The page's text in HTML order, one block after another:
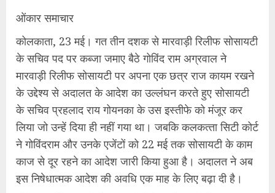
ओंकार समाचार
कोलकाता, 23 मई। गत तीन दशक से मारवाड़ी रिलीफ सोसायटी
के सचिव पद पर कब्‍जा जमाए बैठे गोविंद राम अग्रवाल ने
मारवाड़ी रिलीफ सोसायटी पर अपना एक छत्र राज कायम रखने
के उद्देश्‍य से अदालत के आदेश का उल्‍लंघन करते हुए सोसायटी
के सचिव प्रहलाद राय गोयनका के उस इस्‍तीफे को मंजूर कर
लिया जो उन्हें दिया ही नहीं गया था। जबकि कलकत्‍ता सिटी कोर्ट
ने गोविंदराम और उनके एजेंटों को 22 मई तक सोसायटी के काम
काज से दूर रहने का आदेश जारी किया हुआ है। अदालत ने अब
इस निषेधात्‍मक आदेश की अवधि एक माह के लिए बढ़ा दी है।